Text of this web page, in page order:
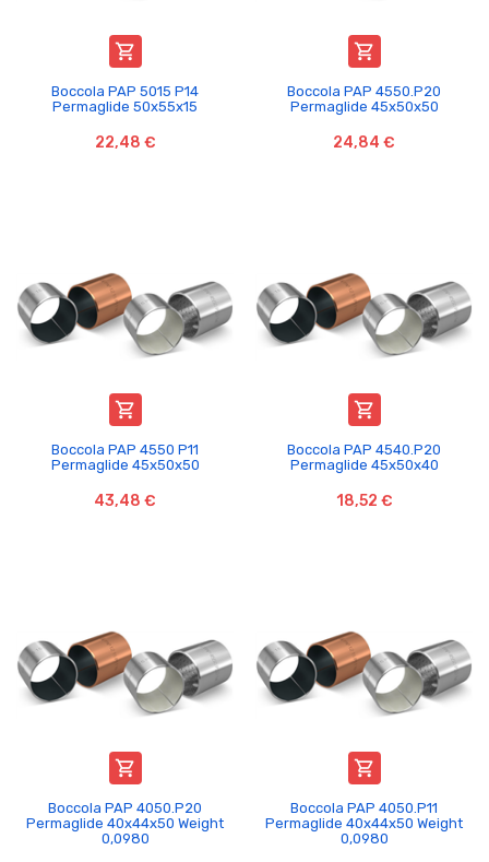

Boccola PAP 5015 P14
Permaglide 50x55x15
22,48 €

Boccola PAP 4550.P20
Permaglide 45x50x50
24,84 €

Boccola PAP 4550 P11
Permaglide 45x50x50
43,48 €

Boccola PAP 4540.P20
Permaglide 45x50x40
18,52 €

Boccola PAP 4050.P20
Permaglide 40x44x50 Weight
0,0980

Boccola PAP 4050.P11
Permaglide 40x44x50 Weight
0,0980